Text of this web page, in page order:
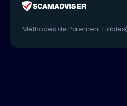
Méthodes de Paiement Fiables